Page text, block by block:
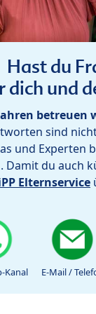
Hast du
dich und
betreuen
sind
und Experten
du auch
Elternservice
Kanal E-Mail /